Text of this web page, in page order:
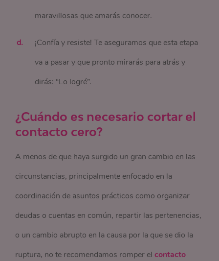
maravillosas que amarás conocer.
¡Confía y resiste! Te aseguramos que esta etapa
va a pasar y que pronto mirarás para atrás y
dirás: “Lo logré”.
¿Cuándo es necesario cortar el
contacto cero?
A menos de que haya surgido un gran cambio en las
circunstancias, principalmente enfocado en la
coordinación de asuntos prácticos como organizar
deudas o cuentas en común, repartir las pertenencias,
o un cambio abrupto en la causa por la que se dio la
ruptura, no te recomendamos romper elcontacto